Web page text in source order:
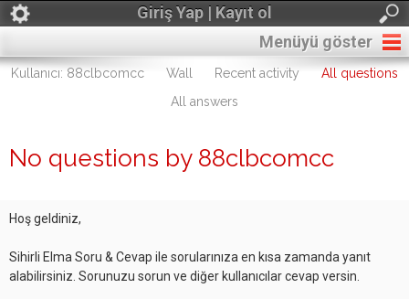
Giriş Yap | Kayıt ol
Menüyü göster
Kullanıcı: 88clbcomcc Wall Recent activity
All questions
All answers
No questions by 88clbcomcc
Hoş geldiniz,
Sihirli Elma Soru & Cevap ile sorularınıza en kısa zamanda yanıt
alabilirsiniz. Sorunuzu sorun ve diğer kullanıcılar cevap versin.